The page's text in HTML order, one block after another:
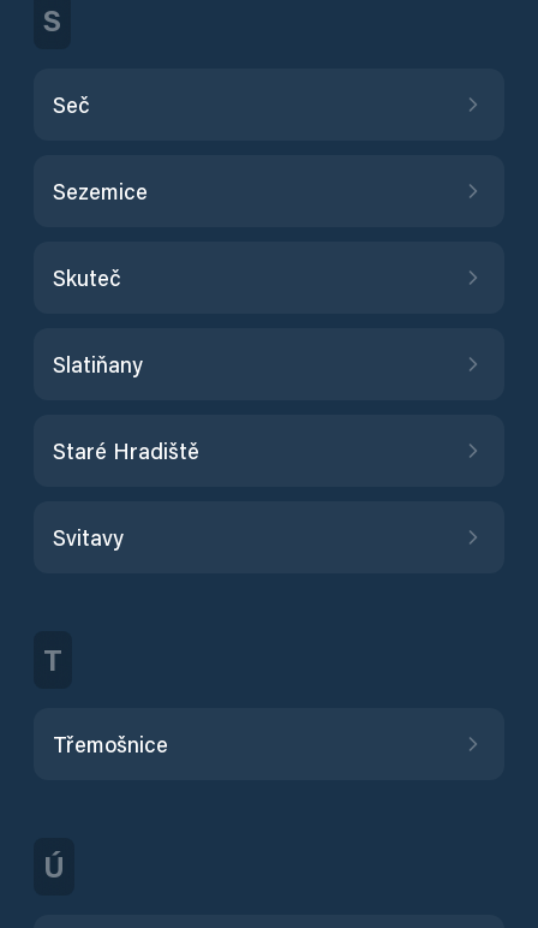
S
Seč
Sezemice
Skuteč
Slatiňany
Staré Hradiště
Svitavy
T
Třemošnice
Ú